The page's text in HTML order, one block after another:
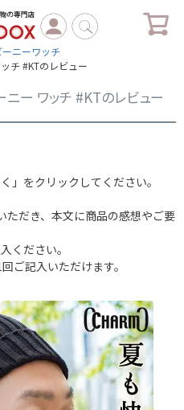
ーニーワッチ
チ #KTのレビュー
ニー ワッチ #KTのレビュー
」をクリックしてください。
ただき、本文に商品の感想やご要
ください。
ご記入いただけます。